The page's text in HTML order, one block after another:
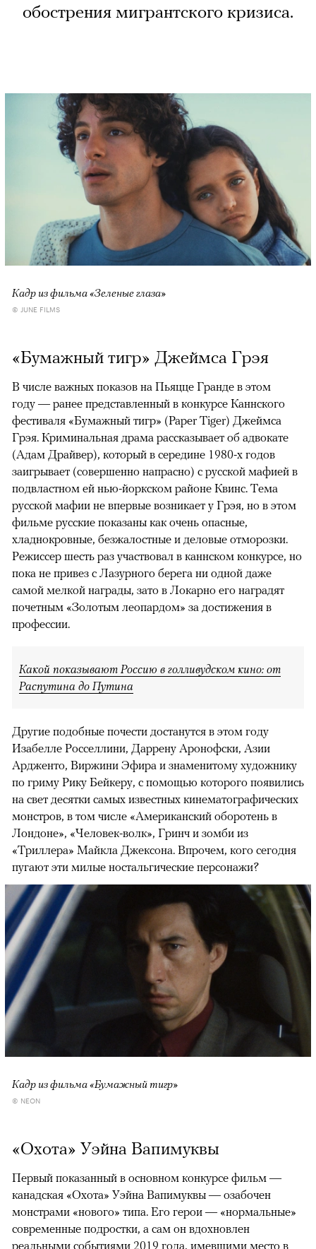
обострения мигрантского кризиса.
Кадр из фильма «Зеленые глаза»
© JUNE FILMS
«Бумажный тигр» Джеймса Грэя
В числе важных показов на Пьяцце Гранде в этом
году — ранее представленный в конкурсе Каннского
фестиваля «Бумажный тигр» (Paper Tiger) Джеймса
Грэя. Криминальная драма рассказывает об адвокате
(Адам Драйвер), который в середине 1980-х годов
заигрывает (совершенно напрасно) с русской мафией в
подвластном ей нью-йоркском районе Квинс. Тема
русской мафии не впервые возникает у Грэя, но в этом
фильме русские показаны как очень опасные,
хладнокровные, безжалостные и деловые отморозки.
Режиссер шесть раз участвовал в каннском конкурсе, но
пока не привез с Лазурного берега ни одной даже
самой мелкой награды, зато в Локарно его наградят
почетным «Золотым леопардом» за достижения в
профессии.
Какой показывают Россию в голливудском кино: от
Распутина до Путина
Другие подобные почести достанутся в этом году
Изабелле Росселлини, Даррену Аронофски, Азии
Ардженто, Виржини Эфира и знаменитому художнику
по гриму Рику Бейкеру, с помощью которого появились
на свет десятки самых известных кинематографических
монстров, в том числе «Американский оборотень в
Лондоне», «Человек-волк», Гринч и зомби из
«Триллера» Майкла Джексона. Впрочем, кого сегодня
пугают эти милые ностальгические персонажи?
Кадр из фильма «Бумажный тигр»
© NEON
«Охота» Уэйна Вапимуквы
Первый показанный в основном конкурсе фильм —
канадская «Охота» Уэйна Вапимуквы — озабочен
монстрами «нового» типа. Его герои — «нормальные»
современные подростки, а сам он вдохновлен
реальными событиями 2019 года, имевшими место в